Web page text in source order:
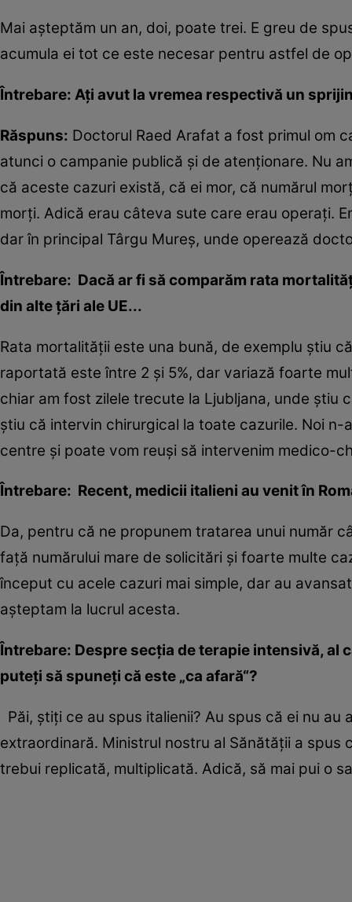
Mai aşteptăm un an, doi, poate trei. E greu de
acumula ei tot ce este necesar pentru astfel de
Întrebare: Aţi avut la vremea respectivă un
Răspuns: Doctorul Raed Arafat a fost primul om
atunci o campanie publică şi de atenţionare. Nu
că aceste cazuri există, că ei mor, că numărul
morţi. Adică erau câteva sute care erau operaţi.
dar în principal Târgu Mureş, unde operează
Întrebare: Dacă ar fi să comparăm rata
din alte ţări ale UE...
Rata mortalităţii este una bună, de exemplu ştiu
raportată este între 2 şi 5%, dar variază foarte
chiar am fost zilele trecute la Ljubljana, unde ştiu
ştiu că intervin chirurgical la toate cazurile. Noi
centre şi poate vom reuşi să intervenim medico-
Întrebare: Recent, medicii italieni au venit în
Da, pentru că ne propunem tratarea unui număr
faţă numărului mare de solicitări şi foarte multe
început cu acele cazuri mai simple, dar au
aşteptam la lucrul acesta.
Întrebare: Despre secţia de terapie intensivă, al
puteţi să spuneţi că este „ca afară“?
Păi, ştiţi ce au spus italienii? Au spus că ei nu
extraordinară. Ministrul nostru al Sănătăţii a
trebui replicată, multiplicată. Adică, să mai pui o